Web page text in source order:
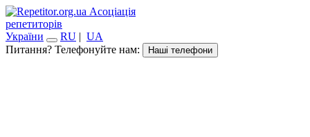
Асоціація
репетиторів
України
RU | UA
Питання? Телефонуйте нам:
Наші телефони